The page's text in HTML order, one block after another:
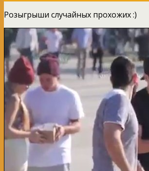
Розыгрыши случайных прохожих :)